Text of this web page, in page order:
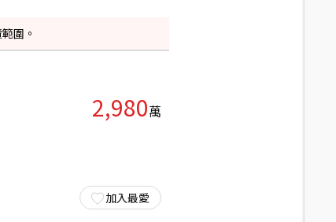
圍。
2,980萬
加入最愛